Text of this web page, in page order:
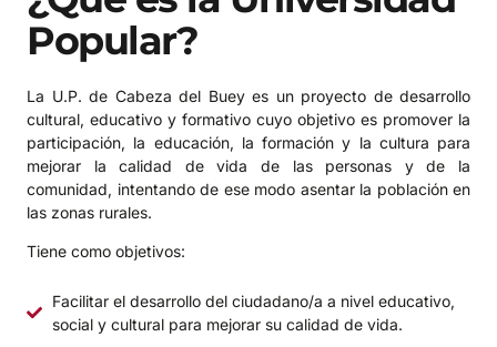
Popular?
La U.P. de Cabeza del Buey es un proyecto de desarrollo
cultural, educativo y formativo cuyo objetivo es promover la
participación, la educación, la formación y la cultura para
mejorar la calidad de vida de las personas y de la
comunidad, intentando de ese modo asentar la población en
las zonas rurales.
Tiene como objetivos:
Facilitar el desarrollo del ciudadano/a a nivel educativo,
social y cultural para mejorar su calidad de vida.